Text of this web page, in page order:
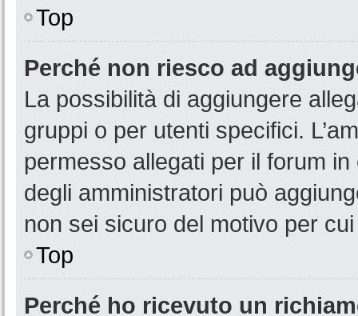
Top
Perché non riesco ad
La possibilità di aggiungere
gruppi o per utenti specifici.
permesso allegati per il forum
degli amministratori può
non sei sicuro del motivo per
Top
Perché ho ricevuto un